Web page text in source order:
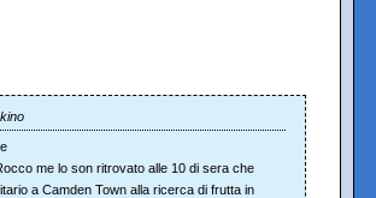
me lo son ritrovato alle 10 di sera che
a Camden Town alla ricerca di frutta in